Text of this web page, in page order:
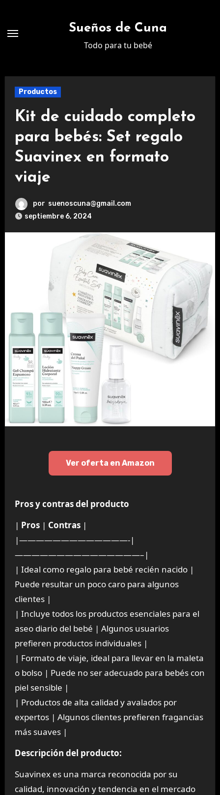
contenido
Sueños de Cuna
Todo para tu bebé
Productos
Kit de cuidado completo
para bebés: Set regalo
Suavinex en formato
viaje
por suenoscuna@gmail.com
septiembre 6, 2024
Ver oferta en Amazon
Pros y contras del producto
| Pros| Contras|
|—————————————-|
———————————————–|
| Ideal como regalo para bebé recién nacido |
Puede resultar un poco caro para algunos
clientes |
| Incluye todos los productos esenciales para el
aseo diario del bebé | Algunos usuarios
prefieren productos individuales |
| Formato de viaje, ideal para llevar en la maleta
o bolso | Puede no ser adecuado para bebés con
piel sensible |
| Productos de alta calidad y avalados por
expertos | Algunos clientes prefieren fragancias
más suaves |
Descripción del producto:
Suavinex es una marca reconocida por su
calidad, innovación y tendencia en el mercado